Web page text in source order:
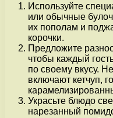
Используйте
или обычные
их пополам и
корочки.
Предложите
чтобы каждый
по своему вкусу.
включают кетчуп,
Украсьте блюдо
нарезанный